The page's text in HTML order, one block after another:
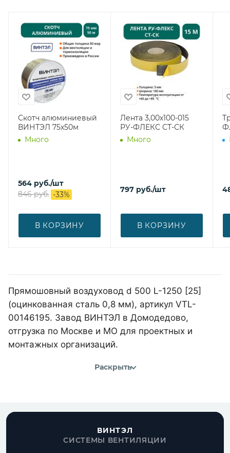
Скотч алюминиевый
ВИНТЭЛ 75х50м
Много
564 руб./шт
846руб. -33%
В КОРЗИНУ
Лента 3,00х100-015
РУ-ФЛЕКС СТ-СК
Много
797 руб./шт
В КОРЗИНУ
Прямошовный воздуховод d 500 L-1250 [25]
(оцинкованная сталь 0,8 мм), артикул VTL-
00146195. Завод ВИНТЭЛ в Домодедово,
отгрузка по Москве и МО для проектных и
монтажных организаций.
Раскрыть
ВИНТЭЛ
СИСТЕМЫ ВЕНТИЛЯЦИИ